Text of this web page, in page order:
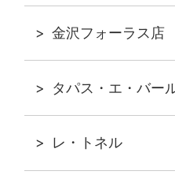
金沢フォーラス店
タパス・エ・バー
レ・トネル